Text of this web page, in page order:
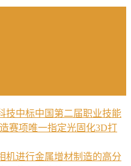
技中标中国第二届职业技能
赛项唯一指定光固化3D打
机进行金属增材制造的高分